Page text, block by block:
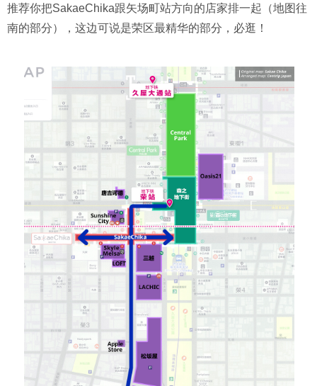
推荐你把SakaeChika跟矢场町站方向的店家排一起（地图往
南的部分），这边可说是荣区最精华的部分，必逛！